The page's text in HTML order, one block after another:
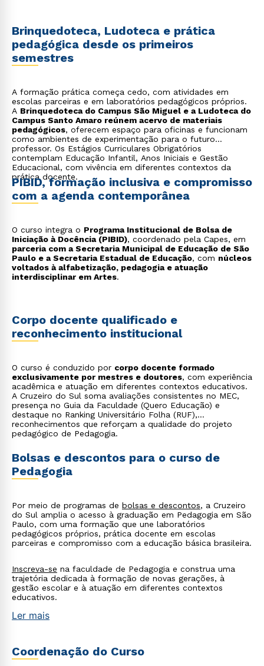
Brinquedoteca, Ludoteca e prática
pedagógica desde os primeiros
semestres
A formação prática começa cedo, com atividades em
escolas parceiras e em laboratórios pedagógicos próprios.
A Brinquedoteca do Campus São Miguel e a Ludoteca do
Campus Santo Amaro reúnem acervo de materiais
pedagógicos, oferecem espaço para oficinas e funcionam
como ambientes de experimentação para o futuro
professor. Os Estágios Curriculares Obrigatórios
contemplam Educação Infantil, Anos Iniciais e Gestão
Educacional, com vivência em diferentes contextos da
prática docente.
PIBID, formação inclusiva e compromisso
com a agenda contemporânea
O curso integra o Programa Institucional de Bolsa de
Iniciação à Docência (PIBID), coordenado pela Capes, em
parceria com a Secretaria Municipal de Educação de São
Paulo e a Secretaria Estadual de Educação, com núcleos
voltados à alfabetização, pedagogia e atuação
interdisciplinar em Artes.
Corpo docente qualificado e
reconhecimento institucional
O curso é conduzido por corpo docente formado
exclusivamente por mestres e doutores, com experiência
acadêmica e atuação em diferentes contextos educativos.
A Cruzeiro do Sul soma avaliações consistentes no MEC,
presença no Guia da Faculdade (Quero Educação) e
destaque no Ranking Universitário Folha (RUF),
reconhecimentos que reforçam a qualidade do projeto
pedagógico de Pedagogia.
Bolsas e descontos para o curso de
Pedagogia
Por meio de programas de bolsas e descontos, a Cruzeiro
do Sul amplia o acesso à graduação em Pedagogia em São
Paulo, com uma formação que une laboratórios
pedagógicos próprios, prática docente em escolas
parceiras e compromisso com a educação básica brasileira.
Inscreva-se na faculdade de Pedagogia e construa uma
trajetória dedicada à formação de novas gerações, à
gestão escolar e à atuação em diferentes contextos
educativos.
Ler mais
Coordenação do Curso